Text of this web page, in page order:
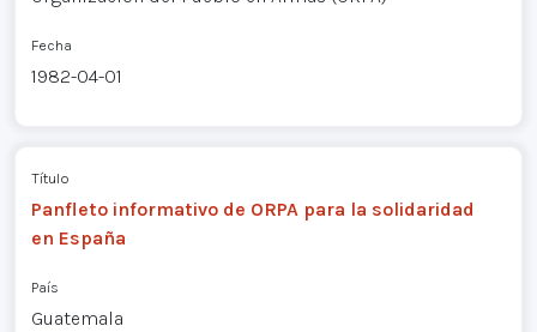
Fecha
1982-04-01
Título
Panfleto informativo de ORPA para la solidaridad
en España
País
Guatemala